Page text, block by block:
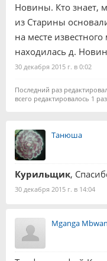
Новины. Кто знает,
из Старины
на месте
находилась д.
30 декабря 2015 г. в 0:02
Последний раз
всего редактировалось 1 раз
Танюша
Курильщик,
30 декабря 2015 г. в 14:04
Mganga